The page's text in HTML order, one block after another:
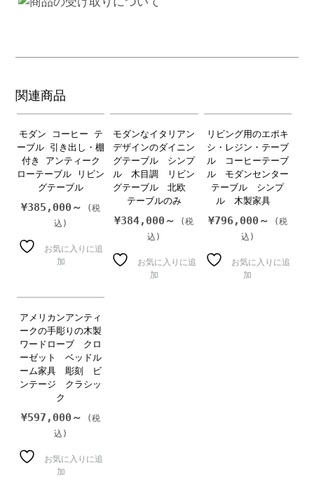
ル
ー
個
関連商品
モダン コーヒー テ
ーブル 引き出し・棚
付き アンティーク
ローテーブル リビン
グテーブル
¥385,000～
お気に入りに追
加
モダンなイタリアン
デザインのダイニン
グテーブル シンプ
ル 木目調 リビン
グテーブル 北欧
テーブルのみ
¥384,000～
お気に入りに追
加
リビング用のエポキ
シ・レジン・テーブ
ル コーヒーテーブ
ル モダンセンター
テーブル シンプ
ル 木製家具
¥796,000～
お気に入りに追
加
アメリカンアンティ
ークの手彫りの木製
ワードローブ クロ
ーゼット ベッドル
ーム家具 彫刻 ビ
ンテージ クラシッ
ク
¥597,000～
お気に入りに追
加